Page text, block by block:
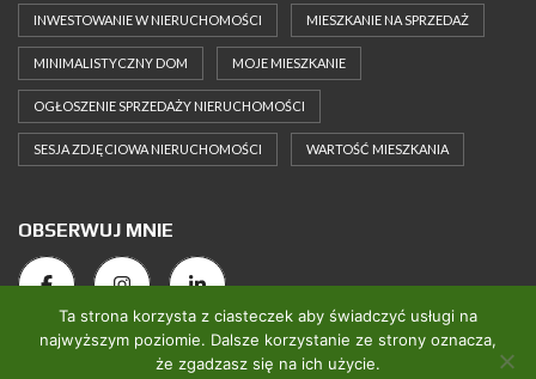
INWESTOWANIE W NIERUCHOMOŚCI MIESZKANIE NA SPRZEDAŻ
MINIMALISTYCZNY DOM MOJE MIESZKANIE
OGŁOSZENIE SPRZEDAŻY NIERUCHOMOŚCI
SESJA ZDJĘCIOWA NIERUCHOMOŚCI WARTOŚĆ MIESZKANIA
OBSERWUJ MNIE
Ta strona korzysta z ciasteczek aby świadczyć usługi na
najwyższym poziomie. Dalsze korzystanie ze strony oznacza,
że zgadzasz się na ich użycie.